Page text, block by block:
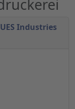
Industries